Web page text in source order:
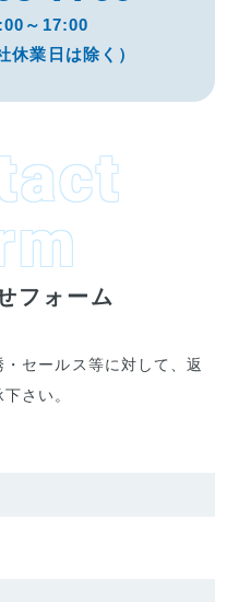
～17:00
休業日は除く）
フォーム
セールス等に対して、返
さい。